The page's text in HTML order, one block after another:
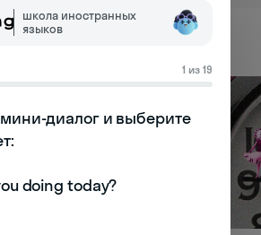
школа иностранных
языков
1 из 19
диалог и выберите